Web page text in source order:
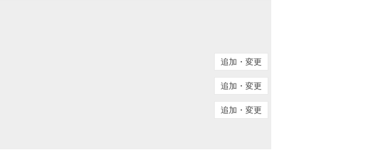
追加・変更
追加・変更
追加・変更